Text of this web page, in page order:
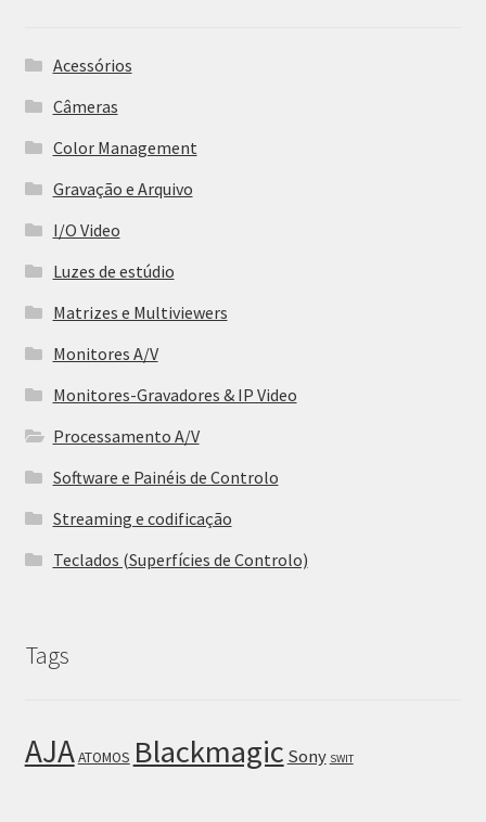
Acessórios
Câmeras
Color Management
Gravação e Arquivo
I/O Video
Luzes de estúdio
Matrizes e Multiviewers
Monitores A/V
Monitores-Gravadores & IP Video
Processamento A/V
Software e Painéis de Controlo
Streaming e codificação
Teclados (Superfícies de Controlo)
Tags
AJAATOMOS Blackmagic Sony SWIT